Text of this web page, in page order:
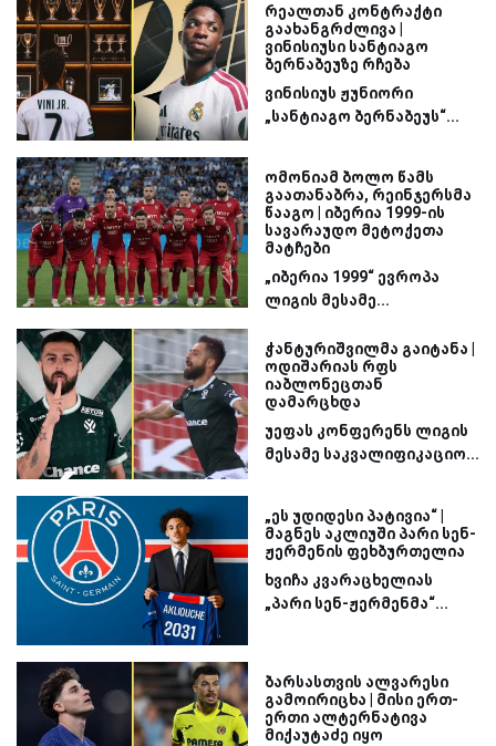
რეალთან კონტრაქტი
გაახანგრძლივა |
ვინისიუსი სანტიაგო
ბერნაბეუზე რჩება
ვინისიუს ჟუნიორი
„სანტიაგო ბერნაბეუს“...
ომონიამ ბოლო წამს
გაათანაბრა, რეინჯერსმა
წააგო | იბერია 1999-ის
სავარაუდო მეტოქეთა
მატჩები
„იბერია 1999“ ევროპა
ლიგის მესამე...
ჭანტურიშვილმა გაიტანა |
ოდიშარიას რფს
იაბლონეცთან
დამარცხდა
უეფას კონფერენს ლიგის
მესამე საკვალიფიკაციო...
„ეს უდიდესი პატივია“ |
მაგნეს აკლიუში პარი სენ-
ჟერმენის ფეხბურთელია
ხვიჩა კვარაცხელიას
„პარი სენ-ჟერმენმა“...
ბარსასთვის ალვარესი
გამოირიცხა | მისი ერთ-
ერთი ალტერნატივა
მიქაუტაძე იყო